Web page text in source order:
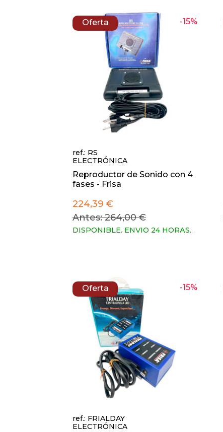
-15%
Oferta
ref.: RS
ELECTRÓNICA
Reproductor de Sonido con 4
fases - Frisa
224,39 €
Antes: 264,00 €
DISPONIBLE. ENVIO 24 HORAS..
-15%
Oferta
ref.: FRIALDAY
ELECTRÓNICA